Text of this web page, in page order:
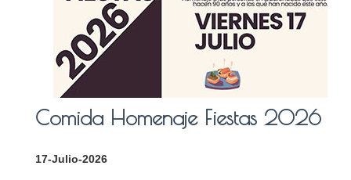
Comida Homenaje Fiestas 2026
17-Julio-2026